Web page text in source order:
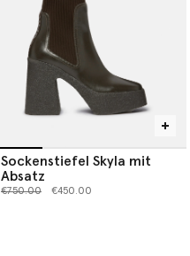
Sockenstiefel Skyla mit
Absatz
Preis reduziert von
€750.00bis€450.00